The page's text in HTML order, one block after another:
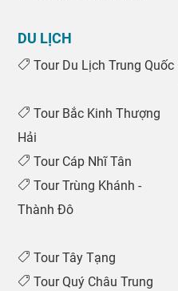
DU LỊCH
Tour Du Lịch Trung Quốc
Tour Bắc Kinh Thượng
Hải
Tour Cáp Nhĩ Tân
Tour Trùng Khánh -
Thành Đô
Tour Tây Tạng
Tour Quý Châu Trung